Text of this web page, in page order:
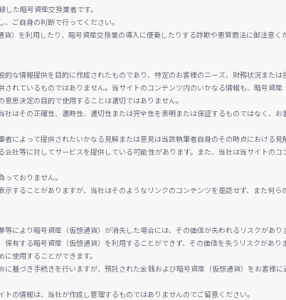
た暗号資産交換業者です。
ご自身の判断で行ってください。
）を利用したり、暗号資産交換業の導入に便乗したりする詐欺や悪質商法に御注意く
な情報提供を目的に作成されたものであり、特定のお客様のニーズ、財務状況また
れているものではありません。当サイトのコンテンツ内のいかなる情報も、暗号資
思決定の目的で使用することは適切ではありません。
はその正確性、適時性、適切性または完全性を表明または保証するものではなく、
によって提供されたいかなる見解または意見は当該執筆者自身のその時点における見
社等に対してサービスを提供している可能性があります。また、当社は当サイトの
ておりません。
することがありますが、当社はそのようなリンクのコンテンツを是認せず、また何ら
により暗号資産（仮想通貨）が消失した場合には、その価値が失われるリスクがあり
有する暗号資産（仮想通貨）を利用することができず、その価値を失うリスクがありま
使用することができます。
基づき手続きを行いますが、預託された金銭および暗号資産（仮想通貨）をお客様
の情報は、当社が作成し管理するものではありませんのでご留意ください。